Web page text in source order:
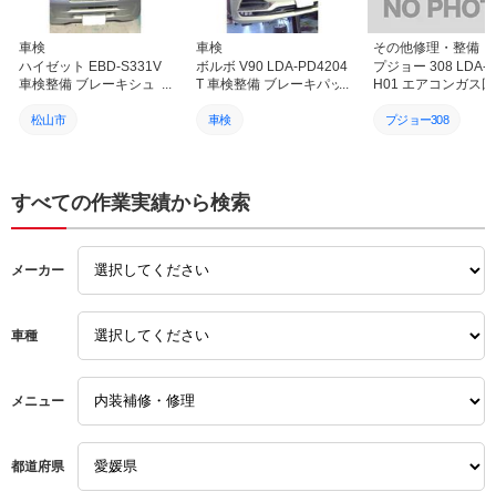
高い整備作業にも車のオー
ナーさん側の想いを汲んで
高い技術と人脈 会社間の
繋がりをもって丁寧に対応
されて様子が相談してる時
員さんや工場の様子から感
感じてます 信頼 安心し
お願いします
車検
ハイゼット EBD-S331V
車検整備 ブレーキシュ
愛媛 松山 伊予 西条 新居
松山市
カーオーナーズ
車検
ボルボ V90 LDA-PD4204
T 車検整備 ブレーキパッ
媛 松山 伊予 西条 新居浜
車検
松山市
ボルボ
その他修理・整備
プジョー 308 LDA-
H01 エアコンガス
ブルー補充！快適
プジョー308
すべての作業実績から検索
メーカー
車種
メニュー
都道府県